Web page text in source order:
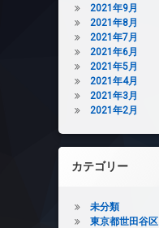
2021年9月
2021年8月
2021年7月
2021年6月
2021年5月
2021年4月
2021年3月
2021年2月
カテゴリー
未分類
東京都世田谷区